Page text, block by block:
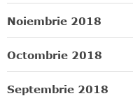
Noiembrie 2018
Octombrie 2018
Septembrie 2018